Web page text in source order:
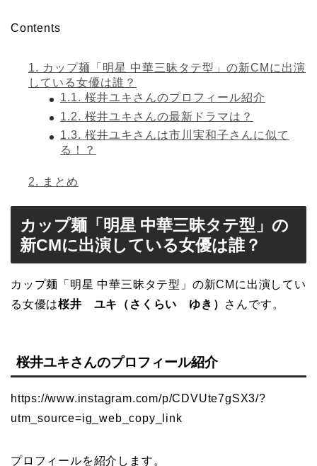
Contents
1. カップ麺「明星 中華三昧タテ型」の新CMに出演
している女優は誰？
1.1. 桜井ユキさんのプロフィール紹介
1.2. 桜井ユキさんの最新ドラマは？
1.3. 桜井ユキさんは市川実和子さんに似て
る！？
2. まとめ
カップ麺「明星 中華三昧タテ型」の
新CMに出演している女優は誰？
カップ麺「明星 中華三昧タテ型」の新CMに出演してい
る女優は桜井 ユキ（さくらい ゆき） さんです。
桜井ユキさんのプロフィール紹介
https://www.instagram.com/p/CDVUte7gSX3/?
utm_source=ig_web_copy_link
プロフィールを紹介します。